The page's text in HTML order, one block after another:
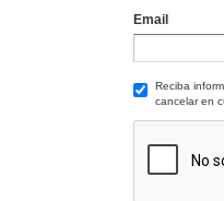
Email
Reciba
cancelar en